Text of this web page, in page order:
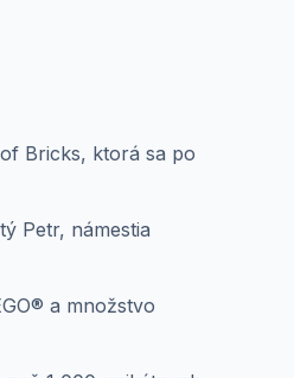
Bricks, ktorá sa po
Petr, námestia
a množstvo